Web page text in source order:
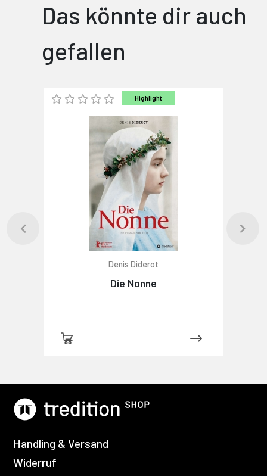
Das könnte dir auch
gefallen
Highlight
Denis Diderot
Die Nonne
Handling & Versand
Widerruf